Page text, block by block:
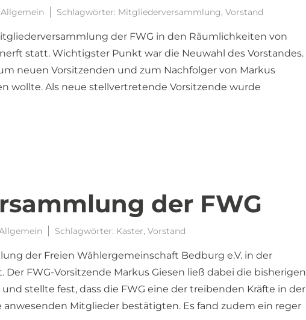
Allgemein Schlagwörter: Mitgliederversammlung, Vorstand
der FWG in den Räumlichkeiten von
statt. Wichtigster Punkt war die Neuwahl des Vorstandes.
neuen Vorsitzenden und zum Nachfolger von Markus
wollte. Als neue stellvertretende Vorsitzende wurde
der FWG
Schlagwörter: Kaster, Vorstand
der Freien Wählergemeinschaft Bedburg e.V. in der
Der FWG-Vorsitzende Markus Giesen ließ dabei die bisherigen
stellte fest, dass die FWG eine der treibenden Kräfte in der
Mitglieder bestätigten. Es fand zudem ein reger